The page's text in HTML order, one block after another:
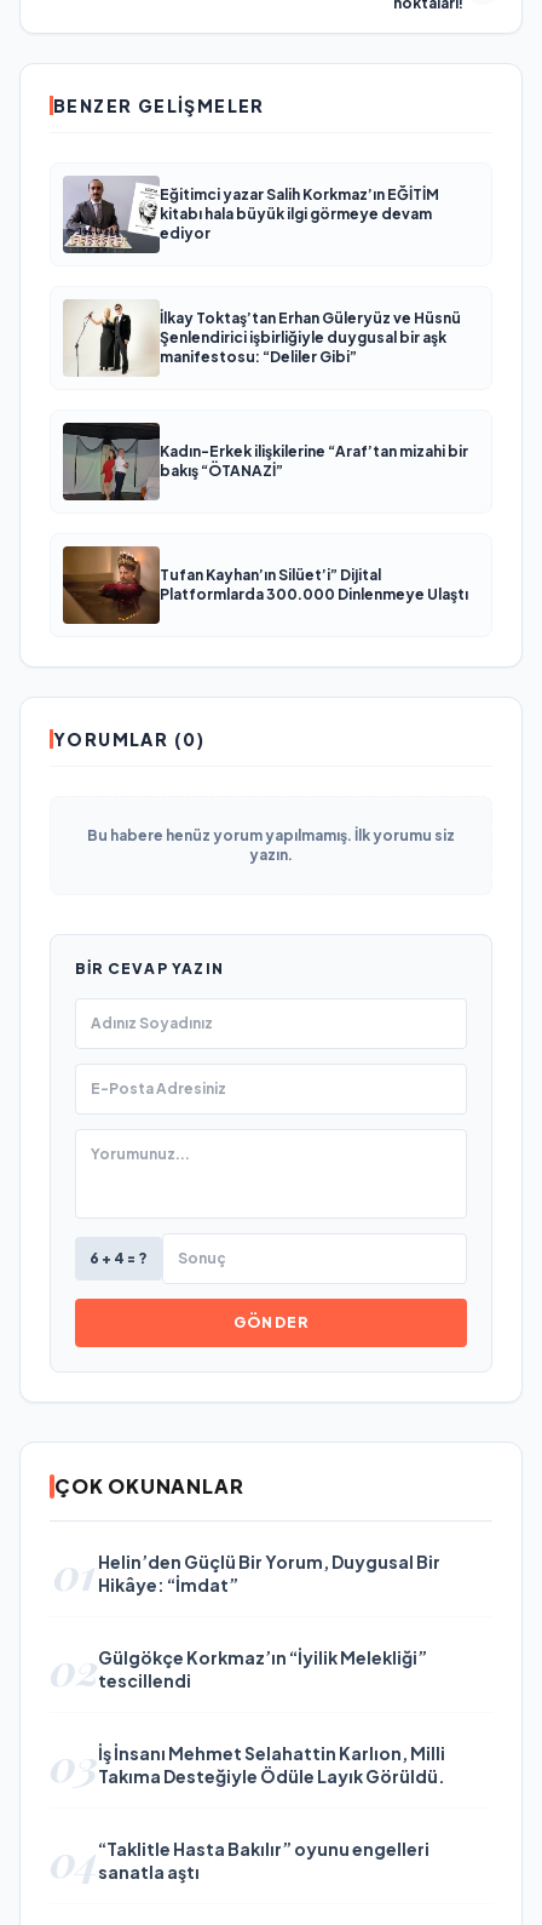
BENZER GELIŞMELER
Eğitimci yazar Salih Korkmaz’ın EĞİTİM
kitabı hala büyük ilgi görmeye devam
ediyor
İlkay Toktaş’tan Erhan Güleryüz ve Hüsnü
Şenlendirici işbirliğiyle duygusal bir aşk
manifestosu: “Deliler Gibi”
Kadın-Erkek ilişkilerine “Araf’tan mizahi bir
bakış “ÖTANAZİ”
Tufan Kayhan’ın Silüet’i” Dijital
Platformlarda 300.000 Dinlenmeye Ulaştı
YORUMLAR (0)
Bu habere henüz yorum yapılmamış. İlk yorumu siz
yazın.
BIR CEVAP YAZIN
6 + 4 = ?
GÖNDER
ÇOK OKUNANLAR
01 Helin’den Güçlü Bir Yorum, Duygusal Bir
Hikâye: “İmdat”
02Gülgökçe Korkmaz’ın “İyilik Melekliği”
tescillendi
03İş İnsanı Mehmet Selahattin Karlıon, Milli
Takıma Desteğiyle Ödüle Layık Görüldü.
04“Taklitle Hasta Bakılır” oyunu engelleri
sanatla aştı